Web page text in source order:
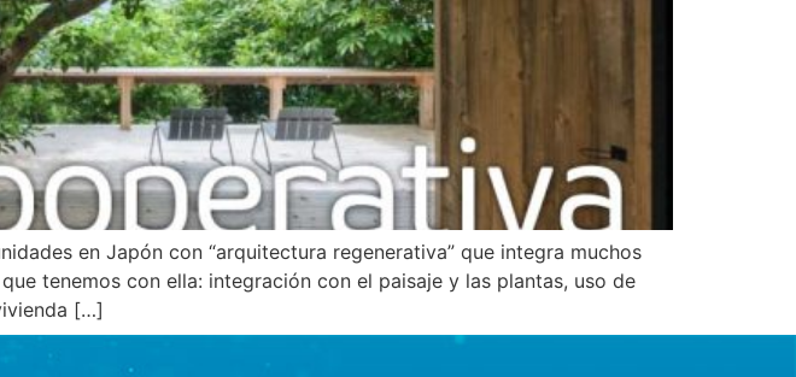
en Japón con “arquitectura regenerativa” que integra muchos
tenemos con ella: integración con el paisaje y las plantas, uso de
[…]